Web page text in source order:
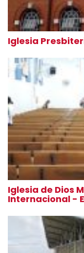
Iglesia
Iglesia de Dios
Internacional -